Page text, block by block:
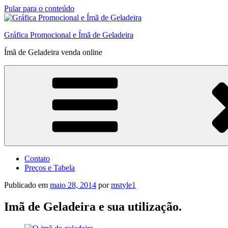
Pular para o conteúdo
Gráfica Promocional e Ímã de Geladeira
Ímã de Geladeira venda online
Contato
Preços e Tabela
Publicado em maio 28, 2014 pormstyle1
Imã de Geladeira e sua utilização.